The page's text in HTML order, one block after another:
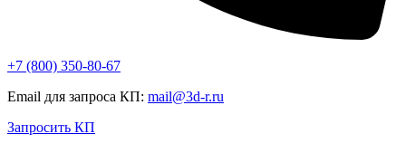
+7 (800) 350-80-67
Email для запроса КП: mail@3d-r.ru
Запросить КП